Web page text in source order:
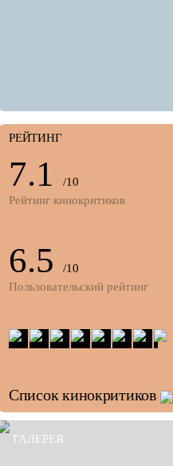
РЕЙТИНГ
7.1
/10
Рейтинг кинокритиков
6.5
/10
Пользовательский рейтинг
Список кинокритиков
ГАЛЕРЕЯ